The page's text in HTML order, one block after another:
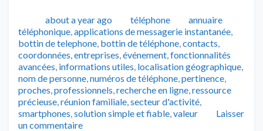
Publié
about a year ago Catégories
téléphone Tags
annuaire
téléphonique,applications de messagerie instantanée,
bottin de telephone, bottin de téléphone,contacts,
coordonnées,entreprises,événement,fonctionnalités
avancées, informations utiles, localisation géographique,
nom de personne,numéros de téléphone,pertinence,
proches,professionnels,recherche en ligne,ressource
précieuse,réunion familiale,secteur d'activité,
smartphones,solution simple et fiable,valeur
Laisser
un commentaire